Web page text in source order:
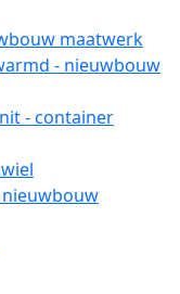
maatwerk
- nieuwbouw
- container